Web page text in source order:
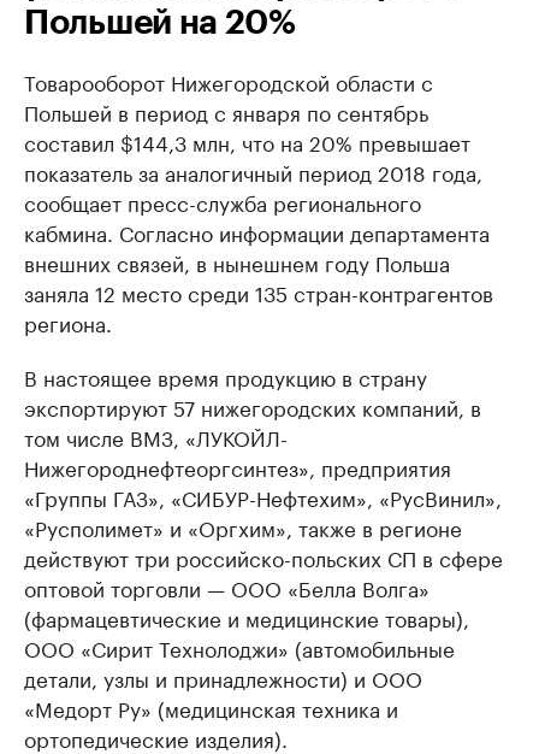
Польшей на 20%
Товарооборот Нижегородской области с
Польшей в период с января по сентябрь
составил $144,3 млн, что на 20% превышает
показатель за аналогичный период 2018 года,
сообщает пресс-служба регионального
кабмина. Согласно информации департамента
внешних связей, в нынешнем году Польша
заняла 12 место среди 135 стран-контрагентов
региона.
В настоящее время продукцию в страну
экспортируют 57 нижегородских компаний, в
том числе ВМЗ, «ЛУКОЙЛ-
Нижегороднефтеоргсинтез», предприятия
«Группы ГАЗ», «СИБУР-Нефтехим», «РусВинил»,
«Русполимет» и «Оргхим», также в регионе
действуют три российско-польских СП в сфере
оптовой торговли — ООО «Белла Волга»
(фармацевтические и медицинские товары),
ООО «Сирит Технолоджи» (автомобильные
детали, узлы и принадлежности) и ООО
«Медорт Ру» (медицинская техника и
ортопедические изделия).